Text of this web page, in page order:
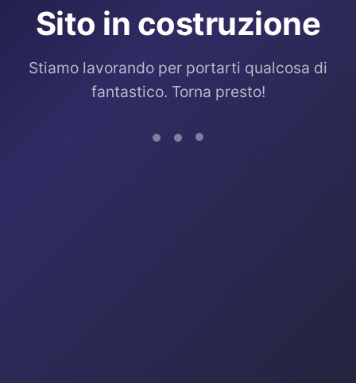
Sito in costruzione
Stiamo lavorando per portarti qualcosa di
fantastico. Torna presto!